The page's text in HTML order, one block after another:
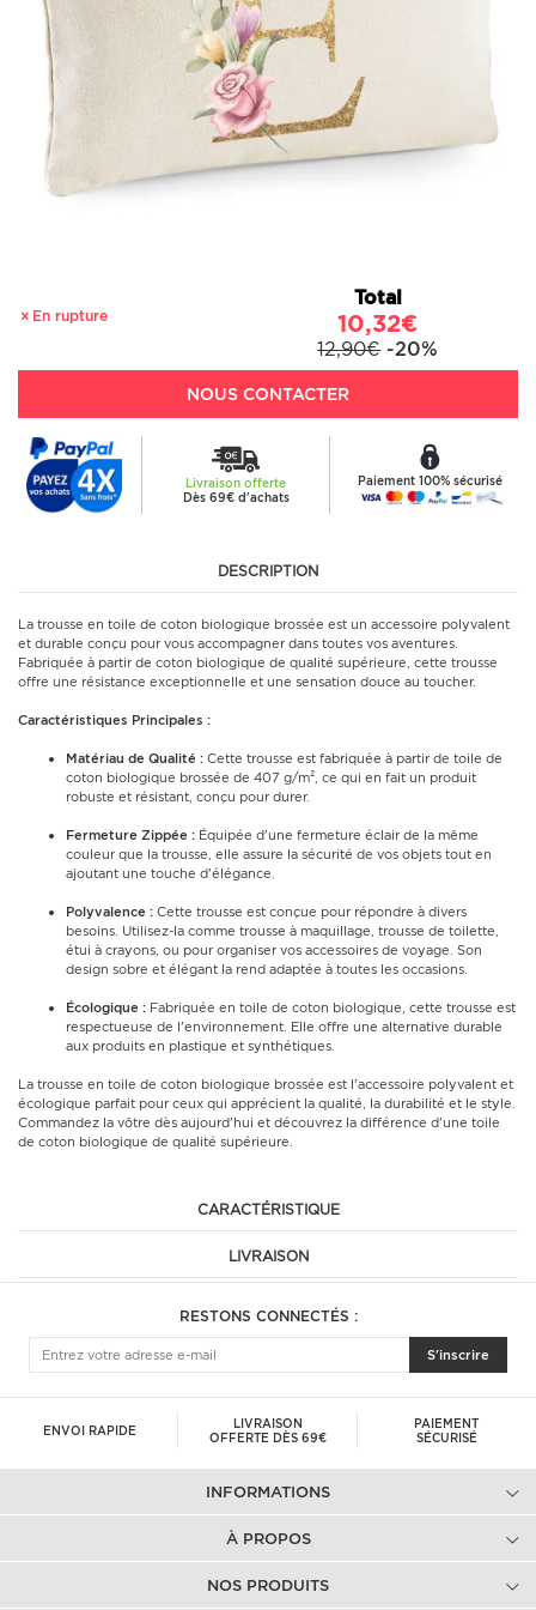
En rupture
Total
10,32€
12,90€ -20%
NOUS CONTACTER
Livraison offerte
Dès 69€ d'achats
Paiement 100% sécurisé
DESCRIPTION
La trousse en toile de coton biologique brossée est un accessoire polyvalent
et durable conçu pour vous accompagner dans toutes vos aventures.
Fabriquée à partir de coton biologique de qualité supérieure, cette trousse
offre une résistance exceptionnelle et une sensation douce au toucher.
Caractéristiques Principales :
Matériau de Qualité : Cette trousse est fabriquée à partir de toile de
coton biologique brossée de 407 g/m², ce qui en fait un produit
robuste et résistant, conçu pour durer.
Fermeture Zippée : Équipée d'une fermeture éclair de la même
couleur que la trousse, elle assure la sécurité de vos objets tout en
ajoutant une touche d'élégance.
Polyvalence : Cette trousse est conçue pour répondre à divers
besoins. Utilisez-la comme trousse à maquillage, trousse de toilette,
étui à crayons, ou pour organiser vos accessoires de voyage. Son
design sobre et élégant la rend adaptée à toutes les occasions.
Écologique : Fabriquée en toile de coton biologique, cette trousse est
respectueuse de l'environnement. Elle offre une alternative durable
aux produits en plastique et synthétiques.
La trousse en toile de coton biologique brossée est l'accessoire polyvalent et
écologique parfait pour ceux qui apprécient la qualité, la durabilité et le style.
Commandez la vôtre dès aujourd'hui et découvrez la différence d'une toile
de coton biologique de qualité supérieure.
CARACTÉRISTIQUE
LIVRAISON
RESTONS CONNECTÉS :
S'inscrire
ENVOI RAPIDE
LIVRAISON
OFFERTE DÈS 69€
PAIEMENT
SÉCURISÉ
INFORMATIONS
À PROPOS
NOS PRODUITS